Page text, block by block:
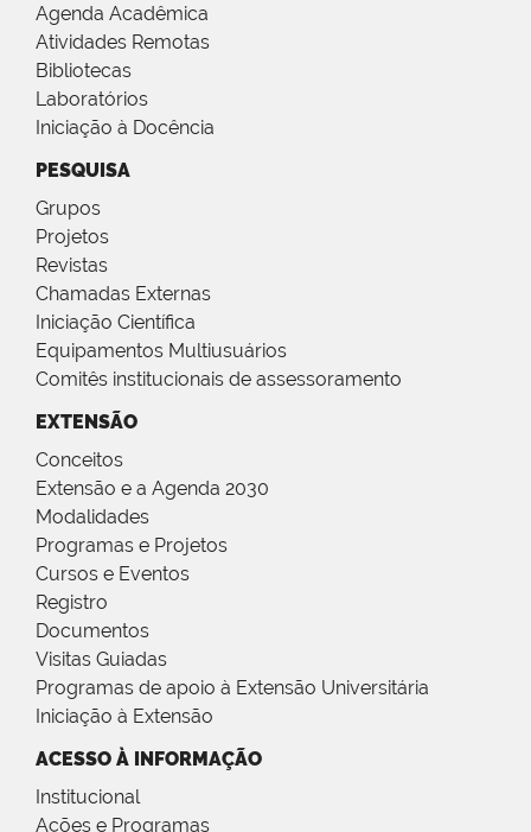
Agenda Acadêmica
Atividades Remotas
Bibliotecas
Laboratórios
Iniciação à Docência
PESQUISA
Grupos
Projetos
Revistas
Chamadas Externas
Iniciação Científica
Equipamentos Multiusuários
Comitês institucionais de assessoramento
EXTENSÃO
Conceitos
Extensão e a Agenda 2030
Modalidades
Programas e Projetos
Cursos e Eventos
Registro
Documentos
Visitas Guiadas
Programas de apoio à Extensão Universitária
Iniciação à Extensão
ACESSO À INFORMAÇÃO
Institucional
Ações e Programas